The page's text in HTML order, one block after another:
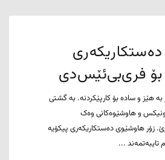
دەستکاریکەری
بە هێز و سادە بۆ کارپێکردنە. بە گشتی
و هاوشێوەکانی وەک
زۆر هاوشێوی دەستکاریکەری پیکۆیە